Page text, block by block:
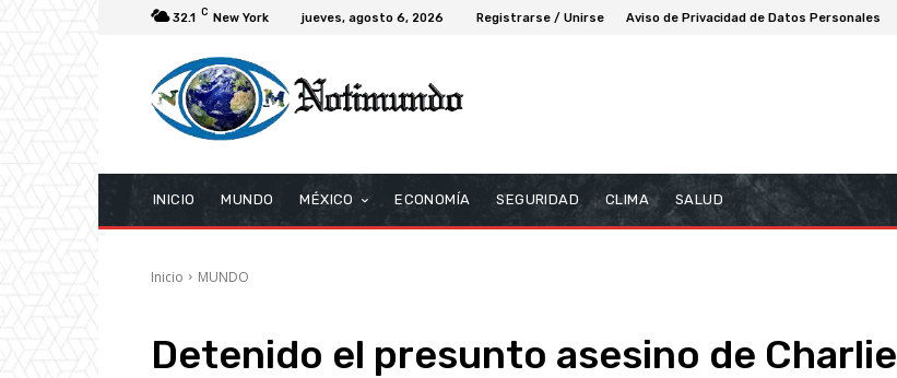
32.1 C New York jueves, agosto 6, 2026 Registrarse / Unirse Aviso de Privacidad de Datos Personales
INICIO MUNDO MÉXICO ECONOMÍA SEGURIDAD CLIMA SALUD
Inicio MUNDO
Detenido el presunto asesino de Charlie